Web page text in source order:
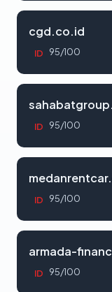
cgd.co.id
ID 95/100
ID 95/100
ID 95/100
armada-
ID 95/100